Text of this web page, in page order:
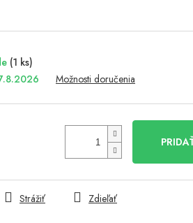
(1 ks)
Možnosti doručenia
Strážiť Zdieľať